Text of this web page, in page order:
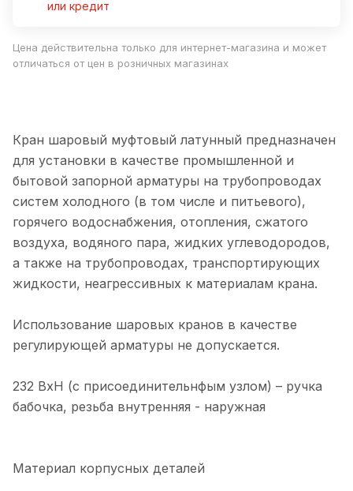
или кредит
Цена действительна только для интернет-магазина и может
отличаться от цен в розничных магазинах
Кран шаровый муфтовый латунный предназначен
для установки в качестве промышленной и
бытовой запорной арматуры на трубопроводах
систем холодного (в том числе и питьевого),
горячего водоснабжения, отопления, сжатого
воздуха, водяного пара, жидких углеводородов,
а также на трубопроводах, транспортирующих
жидкости, неагрессивных к материалам крана.
Использование шаровых кранов в качестве
регулирующей арматуры не допускается.
232 ВхН (с присоединительнфым узлом) – ручка
бабочка, резьба внутренняя - наружная
Материал корпусных деталей